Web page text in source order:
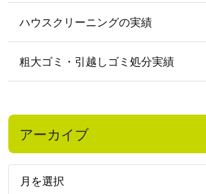
ハウスクリーニングの実績
粗大ゴミ・引越しゴミ処分実績
アーカイブ